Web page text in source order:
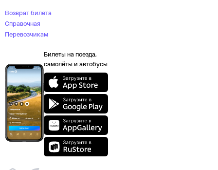
Возврат билета
Справочная
Перевозчикам
Билеты на поезда,
самолёты и автобусы